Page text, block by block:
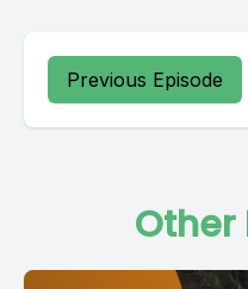
Previous Episode
Other